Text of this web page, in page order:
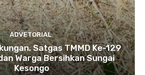
ADVETORIAL
Satgas TMMD Ke-129
Warga Bersihkan Sungai
Kesongo